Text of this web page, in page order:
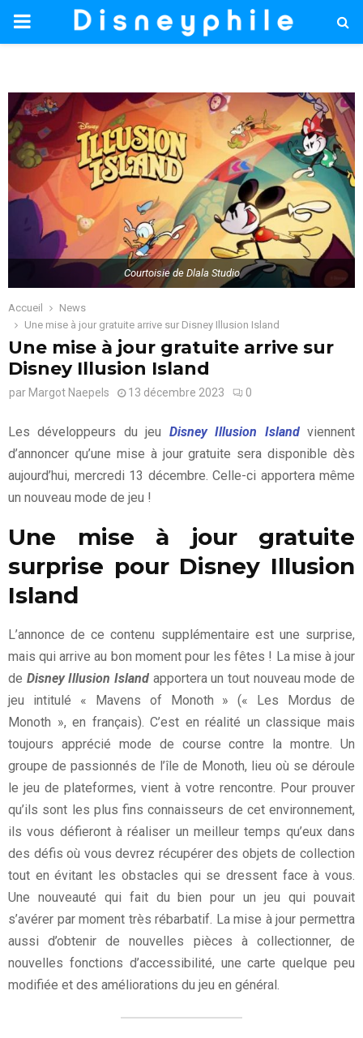
PRIMARY
Courtoisie de Dlala Studio
Accueil
News
Une mise à jour gratuite arrive sur Disney Illusion Island
Une mise à jour gratuite arrive sur
Disney Illusion Island
par Margot Naepels 13 décembre 2023 0
Les développeurs du jeu Disney Illusion Islandviennent
d’annoncer qu’une mise à jour gratuite sera disponible dès
aujourd’hui, mercredi 13 décembre. Celle-ci apportera même
un nouveau mode de jeu !
Une mise à jour gratuite
surprise pour Disney Illusion
Island
L’annonce de ce contenu supplémentaire est une surprise,
mais qui arrive au bon moment pour les fêtes ! La mise à jour
de Disney Illusion Island apportera un tout nouveau mode de
jeu intitulé « Mavens of Monoth » (« Les Mordus de
Monoth », en français). C’est en réalité un classique mais
toujours apprécié mode de course contre la montre. Un
groupe de passionnés de l’île de Monoth, lieu où se déroule
le jeu de plateformes, vient à votre rencontre. Pour prouver
qu’ils sont les plus fins connaisseurs de cet environnement,
ils vous défieront à réaliser un meilleur temps qu’eux dans
des défis où vous devrez récupérer des objets de collection
tout en évitant les obstacles qui se dressent face à vous.
Une nouveauté qui fait du bien pour un jeu qui pouvait
s’avérer par moment très rébarbatif. La mise à jour permettra
aussi d’obtenir de nouvelles pièces à collectionner, de
nouvelles fonctions d’accessibilité, une carte quelque peu
modifiée et des améliorations du jeu en général.